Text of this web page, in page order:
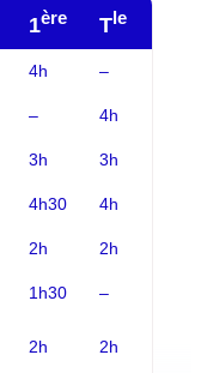
1ère T le
4h –
– 4h
3h 3h
4h30 4h
2h 2h
1h30 –
2h 2h